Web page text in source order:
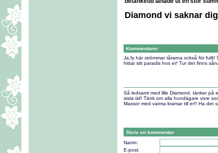
Diamond vi saknar
Kommentarer
Ja,fy här strömmar tårarna också för
hittat sitt paradis hos er! Tur det finns
Så ledsamt med lille Diamond, tänker på
sista tid! Tänk om alla hundägare vore
Massor med varma kramar till er!! Ha det
Skriv en kommentar
Namn:
E-post: